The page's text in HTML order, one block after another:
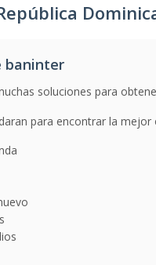
baninter
soluciones para
para encontrar la